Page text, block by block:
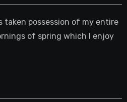
possession of my entire
of spring which I enjoy